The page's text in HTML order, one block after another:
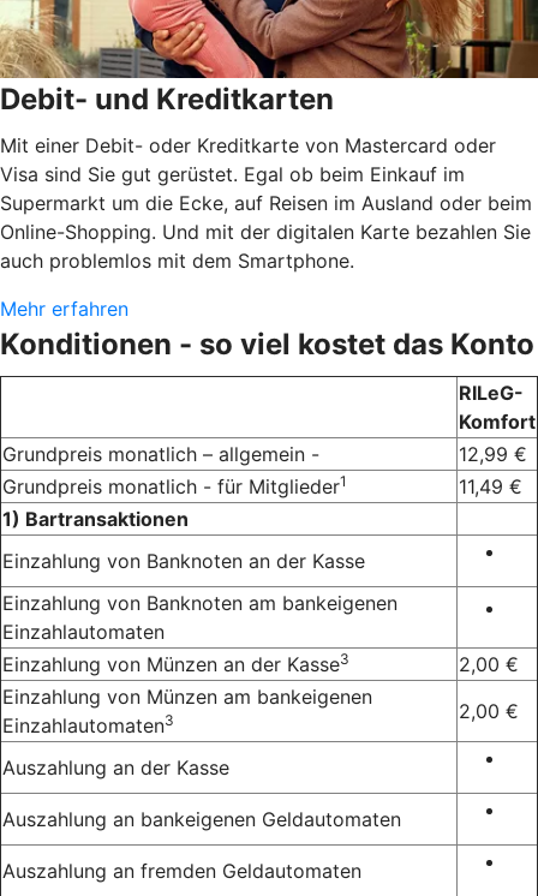
Debit- und Kreditkarten
Mit einer Debit- oder Kreditkarte von Mastercard oder
Visa sind Sie gut gerüstet. Egal ob beim Einkauf im
Supermarkt um die Ecke, auf Reisen im Ausland oder beim
Online-Shopping. Und mit der digitalen Karte bezahlen Sie
auch problemlos mit dem Smartphone.
Mehr erfahren
Konditionen - so viel kostet das Konto
RILeG-
Komfort
Grundpreis monatlich – allgemein -
12,99 €
Grundpreis monatlich - für Mitglieder1
11,49 €
1) Bartransaktionen
Einzahlung von Banknoten an der Kasse
Einzahlung von Banknoten am bankeigenen
Einzahlautomaten
Einzahlung von Münzen an der Kasse3
2,00 €
Einzahlung von Münzen am bankeigenen
Einzahlautomaten3 2,00 €
Auszahlung an der Kasse
Auszahlung an bankeigenen Geldautomaten
Auszahlung an fremden Geldautomaten